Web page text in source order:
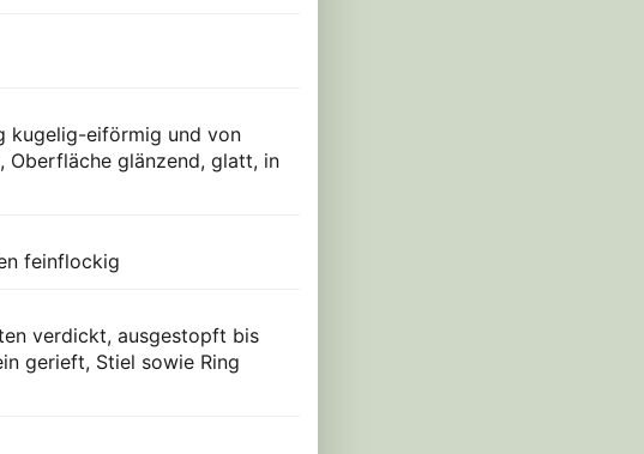
kugelig-eiförmig und von
Oberfläche glänzend, glatt, in
feinflockig
verdickt, ausgestopft bis
gerieft, Stiel sowie Ring